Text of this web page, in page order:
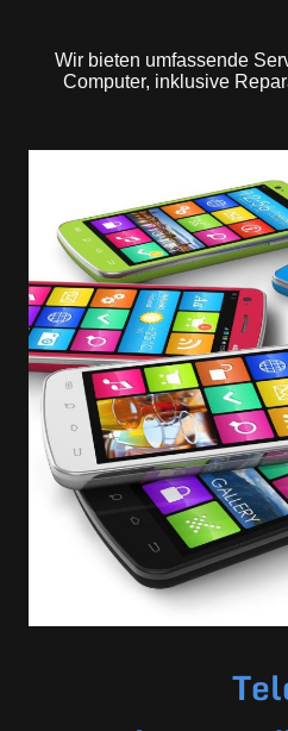
Wir bieten umfassende
Computer, inklusive